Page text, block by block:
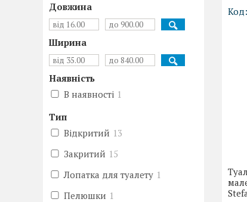
Довжина
Ширина
Наявність
В наявності 1
Тип
Відкритий 13
Закритий 15
Лопатка для туалету 1
Пелюшки 1